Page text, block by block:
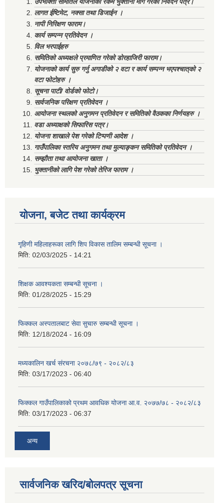
लागत ईष्टिमेट, नक्सा तथा डिजाईन ।
नापी निरिक्षण फाराम।
कार्य सम्पन्न प्रतिवेदन ।
विल भरपाईहरु
समितिको अध्यक्षले प्रमाणित गरेको डोरहाजिरी फाराम।
योजनाको कार्य सुरु गर्नु अगाडीको २ वटा र कार्य सम्पन्न भएपश्चात्‌को २
वटा फोटोहरु ।
सूचना पाटी/ वोर्डको फोटो।
सार्वजनिक परिक्षण प्रतिवेदन ।
आयोजना स्थलको अनुगमन प्रतिवेदन र समितिको वैठकका निर्णयहरु ।
वडा अध्याक्षको सिफारिस पत्र।
योजना शाखाले पेश गरेको टिप्पणी आदेश ।
गाउँपालिका स्तरिय अनुगमन तथा मुल्याङ्कन समितिको प्रतिवेदन ।
सम्झौता तथा आयोजना खाता ।
भुक्तानीको लागि पेश गरेको तेरिज फाराम ।
योजना, बजेट तथा कार्यक्रम
गृहिणी महिलाहरूका लागि शिप विकास तालिम सम्बन्धी सूचना ‌।
मिति: 02/03/2025 - 14:21
शिक्षक आवश्यकता सम्बन्धी सूचना ।
मिति: 01/28/2025 - 15:29
फिक्कल अस्पतालबाट सेवा सुचारु सम्बन्धी सूचना ।
मिति: 12/18/2024 - 16:09
मध्यकालिन खर्च संरचना २०७८/७९ - २०८२/८३
मिति: 03/17/2023 - 06:40
फिक्कल गाउँपालिकाको प्रथम आवधिक योजना आ.व. २०७७/७८ - २०८२/८३
मिति: 03/17/2023 - 06:37
अन्य
सार्वजनिक खरिद/बोलपत्र सूचना